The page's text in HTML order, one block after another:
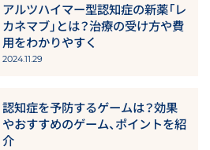
アルツハイマー型認知症の新薬「レ
カネマブ」とは？治療の受け方や費
用をわかりやすく
2024.11.29
認知症を予防するゲームは？効果
やおすすめのゲーム、ポイントを紹
介